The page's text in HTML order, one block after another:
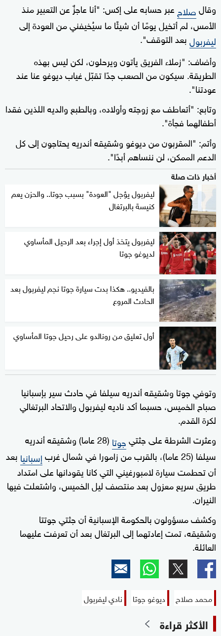
وقالصلاح عبر حسابه على إكس: "أنا عاجزٌ عن التعبير منذ
الأمس، لم أتخيل يومًا أن شيئًا ما سيُخيفني من العودة إلى
ليفربولبعد التوقف".
وأضاف: "زملاء الفريق يأتون ويرحلون، لكن ليس بهذه
الطريقة. سيكون من الصعب جدًا تقبّل غياب ديوغو عنا عند
عودتنا".
وتابع: "أتعاطف مع زوجته وأولاده، وبالطبع والديه اللذين فقدا
أطفالهما فجأة".
وأتم: "المقربون من ديوغو وشقيقه أندريه يحتاجون إلى كل
الدعم الممكن، لن ننساهم أبدًا".
أخبار ذات صلة
ليفربول يؤجل "العودة" بسبب جوتا.. والحزن يعم
كنيسة بالبرتغال
ليفربول يتخذ أول إجراء بعد الرحيل المأساوي
لديوغو جوتا
بالفيديو.. هكذا بدت سيارة جوتا نجم ليفربول بعد
الحادث المروع
أول تعليق من رونالدو على رحيل جوتا المأساوي
وتوفي جوتا وشقيقه أندريه سيلفا في حادث سير بإسبانيا
صباح الخميس، حسبما أكد ناديه ليفربول والاتحاد البرتغالي
لكرة القدم.
وعثرت الشرطة على جثتيجوتا
(28 عاما) وشقيقه أندريه
سيلفا (25 عاما)، بالقرب من زامورا في شمال غرب
إسبانيا بعد
أن تحطمت سيارة لامبورغيني التي كانا يقودانها على امتداد
طريق سريع معزول بعد منتصف ليل الخميس، واشتعلت فيها
النيران.
وكشف مسؤولون بالحكومة الإسبانية أن جثتي جوتتا
وشقيقه، تمت إعادتهما إلى البرتغال بعد أن تعرفت عليهما
العائلة.
محمد صلاح ديوغو جوتا نادي ليفربول
الأكثر قراءة